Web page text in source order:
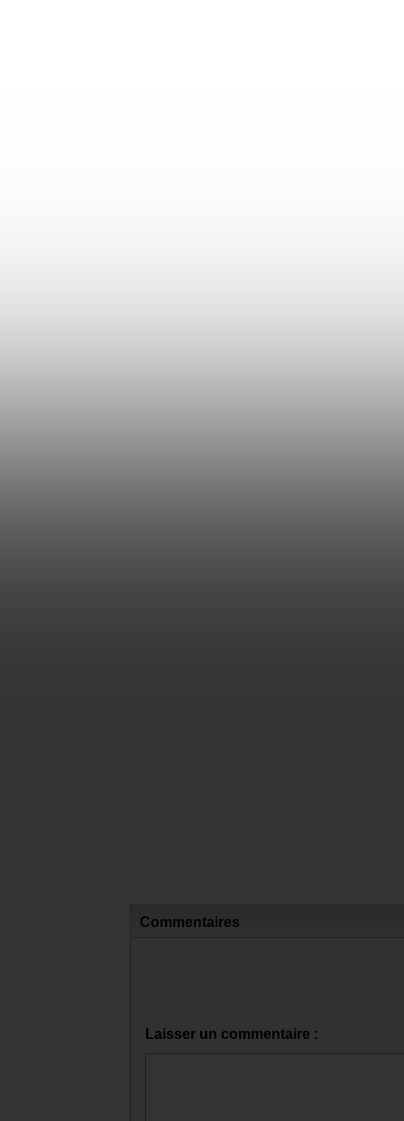
Commentaires
Laisser un commentaire :